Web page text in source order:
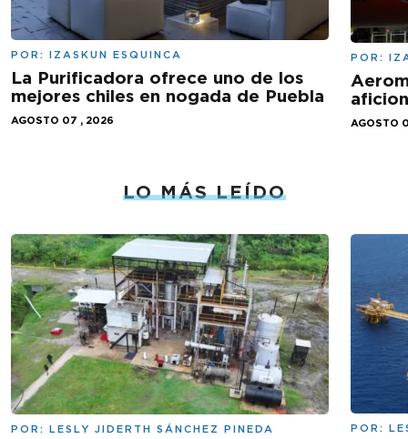
POR: IZASKUN ESQUINCA
La Purificadora ofrece uno de los
mejores chiles en nogada de Puebla
AGOSTO 07 , 2026
POR:
AGOSTO
LO MÁS LEÍDO
POR: LESLY JIDERTH SÁNCHEZ PINEDA POR: